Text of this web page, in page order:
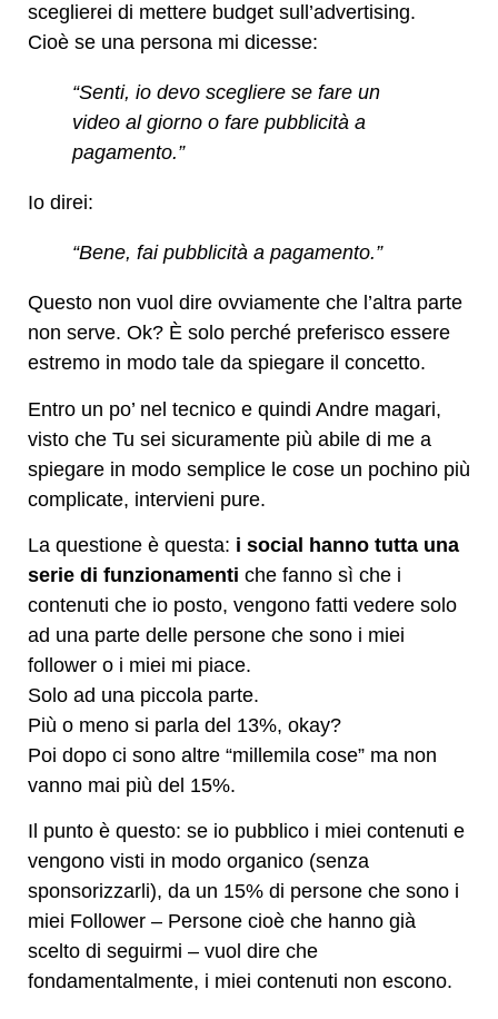
sceglierei di mettere budget sull’advertising.
Cioè se una persona mi dicesse:
“Senti, io devo scegliere se fare un
video al giorno o fare pubblicità a
pagamento.”
Io direi:
“Bene, fai pubblicità a pagamento.”
Questo non vuol dire ovviamente che l’altra parte
non serve. Ok? È solo perché preferisco essere
estremo in modo tale da spiegare il concetto.
Entro un po’ nel tecnico e quindi Andre magari,
visto che Tu sei sicuramente più abile di me a
spiegare in modo semplice le cose un pochino più
complicate, intervieni pure.
La questione è questa: i social hanno tutta una
serie di funzionamenti che fanno sì che i
contenuti che io posto, vengono fatti vedere solo
ad una parte delle persone che sono i miei
follower o i miei mi piace.
Solo ad una piccola parte.
Più o meno si parla del 13%, okay?
Poi dopo ci sono altre “millemila cose” ma non
vanno mai più del 15%.
Il punto è questo: se io pubblico i miei contenuti e
vengono visti in modo organico (senza
sponsorizzarli), da un 15% di persone che sono i
miei Follower – Persone cioè che hanno già
scelto di seguirmi – vuol dire che
fondamentalmente, i miei contenuti non escono.